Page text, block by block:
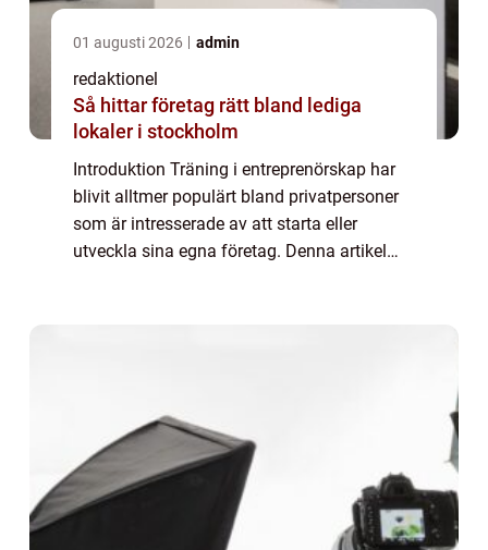
01 augusti 2026 admin
redaktionel
Så hittar företag rätt bland lediga
lokaler i stockholm
Introduktion Träning i entreprenörskap har
blivit alltmer populärt bland privatpersoner
som är intresserade av att starta eller
utveckla sina egna företag. Denna artikel